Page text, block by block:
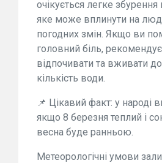
очікується легке збурення
яке може вплинути на
погодних змін. Якщо ви
головний біль,
відпочивати та вживати
кількість води.
📌 Цікавий факт: у народі
якщо 8 березня теплий і
весна буде ранньою.
Метеорологічні умови